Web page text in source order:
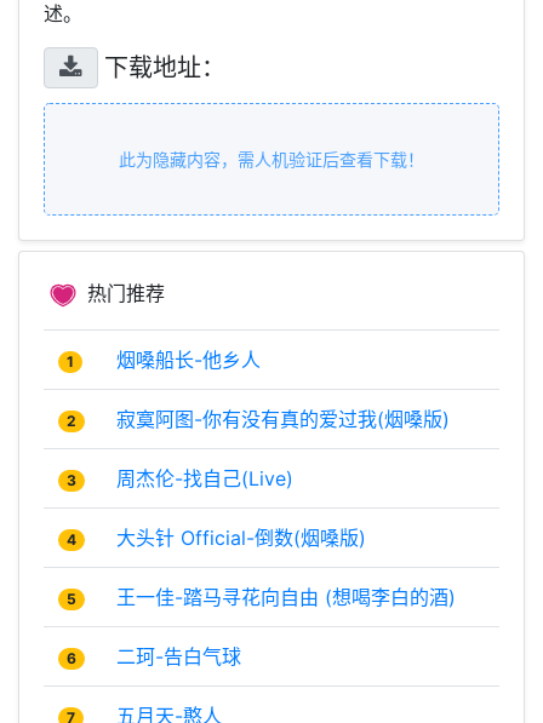
述。
下载地址：
此为隐藏内容，需人机验证后查看下载！
热门推荐
1 烟嗓船长-他乡人
2 寂寞阿图-你有没有真的爱过我(烟嗓版)
3 周杰伦-找自己(Live)
4 大头针 Official-倒数(烟嗓版)
5 王一佳-踏马寻花向自由 (想喝李白的酒)
6 二珂-告白气球
7 五月天-憨人